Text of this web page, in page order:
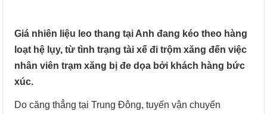
Giá nhiên liệu leo thang tại Anh đang kéo theo hàng
loạt hệ lụy, từ tình trạng tài xế đi trộm xăng đến việc
nhân viên trạm xăng bị đe dọa bởi khách hàng bức
xúc.
Do căng thẳng tại Trung Đông, tuyến vận chuyển